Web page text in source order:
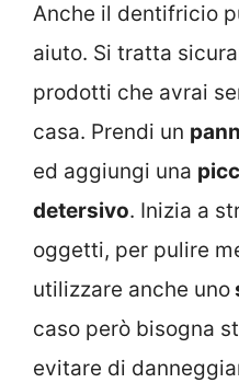
Anche il dentifricio
aiuto. Si tratta
prodotti che avrai
casa. Prendi un
ed aggiungi una
detersivo. Inizia a
oggetti, per pulire
utilizzare anche uno
caso però bisogna
evitare di